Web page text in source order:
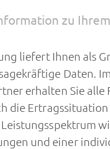
zu
liefert Ihnen als
Daten.
erhalten Sie alle
die Ertragssituation
und einer